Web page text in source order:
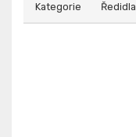
Kategorie Ředidla